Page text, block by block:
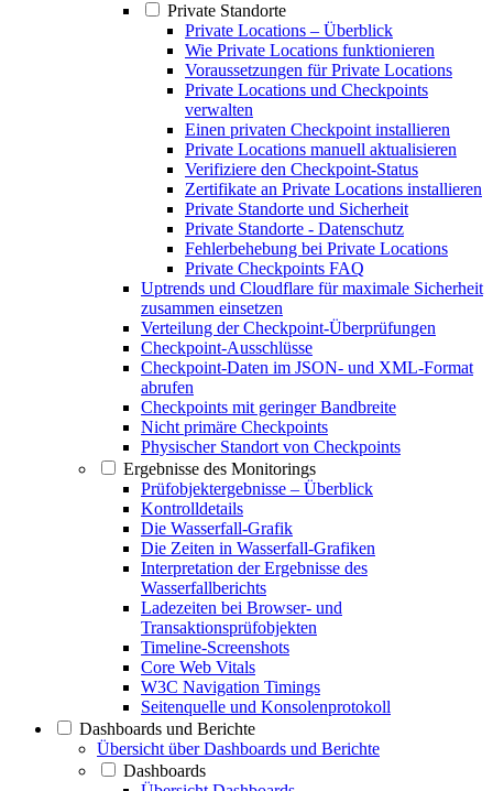
Private Standorte
Private Locations – Überblick
Wie Private Locations funktionieren
Voraussetzungen für Private Locations
Private Locations und Checkpoints
verwalten
Einen privaten Checkpoint installieren
Private Locations manuell aktualisieren
Verifiziere den Checkpoint-Status
Zertifikate an Private Locations installieren
Private Standorte und Sicherheit
Private Standorte - Datenschutz
Fehlerbehebung bei Private Locations
Private Checkpoints FAQ
Uptrends und Cloudflare für maximale Sicherheit
zusammen einsetzen
Verteilung der Checkpoint-Überprüfungen
Checkpoint-Ausschlüsse
Checkpoint-Daten im JSON- und XML-Format
abrufen
Checkpoints mit geringer Bandbreite
Nicht primäre Checkpoints
Physischer Standort von Checkpoints
Ergebnisse des Monitorings
Prüfobjektergebnisse – Überblick
Kontrolldetails
Die Wasserfall-Grafik
Die Zeiten in Wasserfall-Grafiken
Interpretation der Ergebnisse des
Wasserfallberichts
Ladezeiten bei Browser- und
Transaktionsprüfobjekten
Timeline-Screenshots
Core Web Vitals
W3C Navigation Timings
Seitenquelle und Konsolenprotokoll
Dashboards und Berichte
Übersicht über Dashboards und Berichte
Dashboards